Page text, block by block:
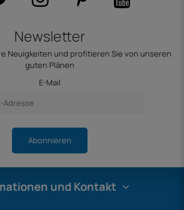
Newsletter
Neuigkeiten und profitieren Sie von unseren
guten Plänen
E-Mail
Abonnieren
und Kontakt